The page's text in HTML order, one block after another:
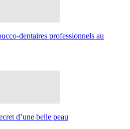
dentaires professionnels au
d’une belle peau